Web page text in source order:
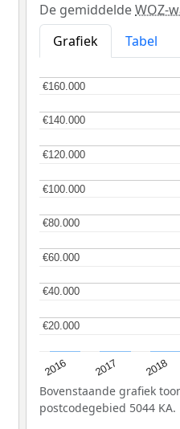
De gemiddeldeWOZ-
Grafiek
Tabel
2016 2017 2018
€20.000
€20.000
€40.000
€40.000
€60.000
€60.000
€80.000
€80.000
€100.000
€100.000
€120.000
€120.000
€140.000
€140.000
€160.000
€160.000
Bovenstaande grafiek
postcodegebied 5044 KA.